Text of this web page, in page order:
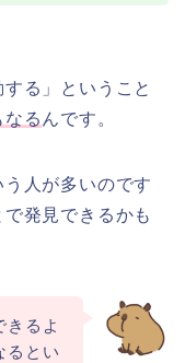
る」ということ
るんです。
人が多いのです
発見できるかも
きるよ
るとい